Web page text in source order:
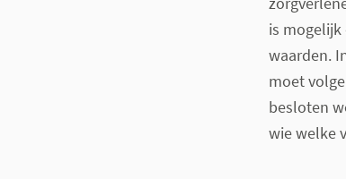
is
waarden.
moet
besloten
wie welke